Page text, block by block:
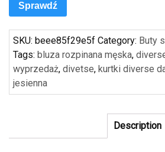
Sprawdź
SKU: beee85f29e5f Category: Buty
Tags: bluza rozpinana męska,
wyprzedaż, divetse, kurtki diverse
jesienna
Description